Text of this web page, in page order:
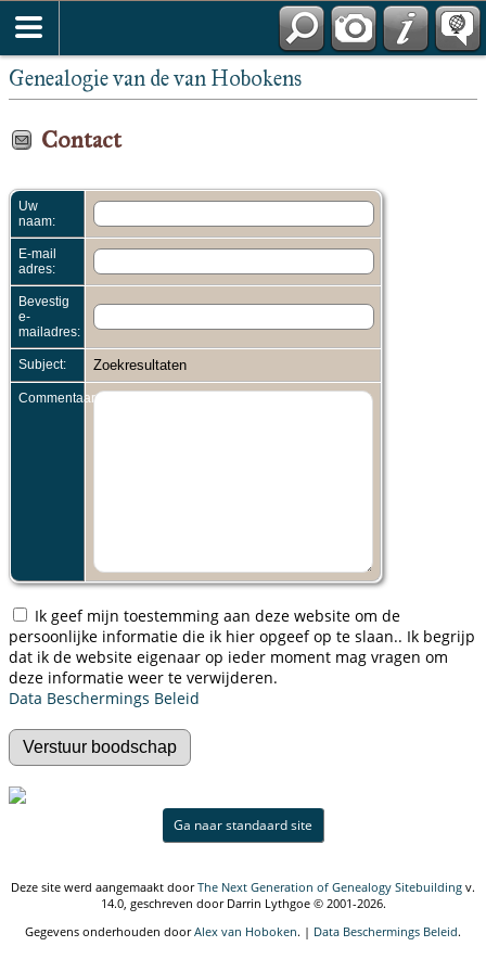
Genealogie van de van Hobokens
Contact
Uw
naam:
E-mail
adres:
Bevestig
e-
mailadres:
Subject: Zoekresultaten
Commentaar:
Ik geef mijn toestemming aan deze website om de
persoonlijke informatie die ik hier opgeef op te slaan.. Ik begrijp
dat ik de website eigenaar op ieder moment mag vragen om
deze informatie weer te verwijderen.
Data Beschermings Beleid
Ga naar standaard site
Deze site werd aangemaakt doorThe Next Generation of Genealogy Sitebuilding v.
14.0, geschreven door Darrin Lythgoe © 2001-2026.
Gegevens onderhouden doorAlex van Hoboken. | Data Beschermings Beleid.